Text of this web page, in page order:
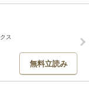
ス
無料立読み